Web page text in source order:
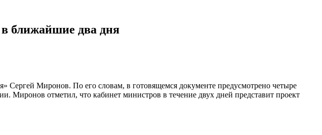
ближайшие два дня
Миронов. По его словам, в готовящемся документе предусмотрено четыре
Миронов отметил, что кабинет министров в течение двух дней представит проект